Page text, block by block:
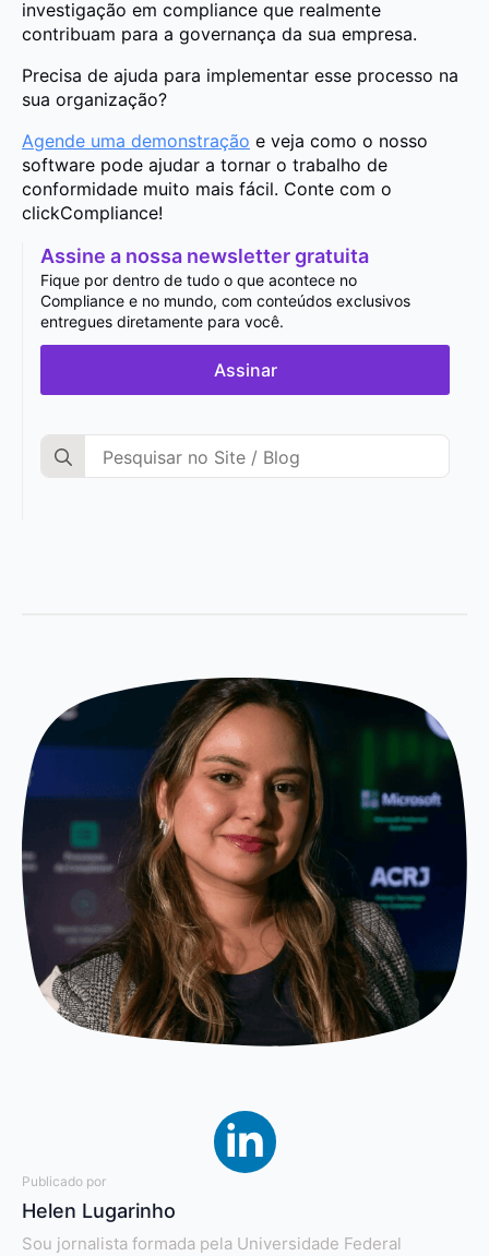
investigação em compliance que realmente
contribuam para a governança da sua empresa.
Precisa de ajuda para implementar esse processo na
sua organização?
Agende uma demonstração e veja como o nosso
software pode ajudar a tornar o trabalho de
conformidade muito mais fácil. Conte com o
clickCompliance!
Assine a nossa newsletter gratuita
Fique por dentro de tudo o que acontece no
Compliance e no mundo, com conteúdos exclusivos
entregues diretamente para você.
Assinar
Search
for:
Publicado por
Helen Lugarinho
Sou jornalista formada pela Universidade Federal